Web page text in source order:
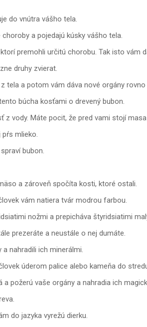
do vnútra vášho tela.
a pojedajú kúsky vášho tela.
premohli určitú chorobu. Tak isto vám
druhy zvierat.
tela a potom vám dáva nové orgány
búcha kosťami o drevený bubon.
vody. Máte pocit, že pred vami stojí
mlieko.
bubon.
a zároveň spočíta kosti, ktoré ostali.
vám natiera tvár modrou farbou.
nožmi a prepicháva štyridsiatimi
prezeráte a neustále o nej dumáte.
nahradili ich minerálmi.
úderom palice alebo kameňa do
požerú vaše orgány a nahradia ich
do jazyka vyrežú dierku.